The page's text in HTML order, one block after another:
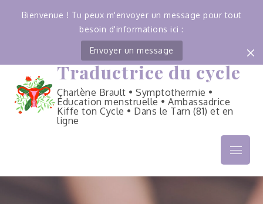
Bienvenue ! Tu peux m'envoyer un message pour tout
besoin d'informations ici :
Envoyer un message
content
Traductrice du cycle
Charlène Brault • Symptothermie •
Éducation menstruelle • Ambassadrice
Kiffe ton Cycle • Dans le Tarn (81) et en
ligne
Menu